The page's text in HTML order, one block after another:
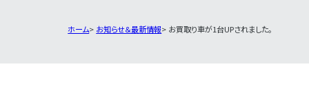
ホーム お知らせ＆最新情報 お買取り車が1台UPされました。